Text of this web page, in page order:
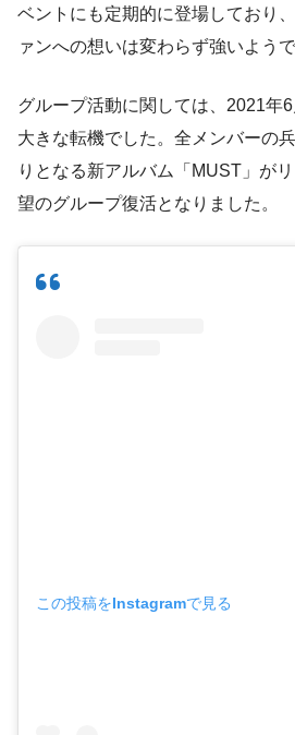
ベントにも定期的に登場しており
ァンへの想いは変わらず強いようで
グループ活動に関しては、2021年
大きな転機でした。全メンバーの
りとなる新アルバム「MUST」が
望のグループ復活となりました。
この投稿をInstagramで見る